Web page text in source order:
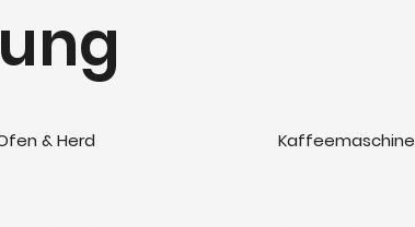
& Herd Kaffeemaschine